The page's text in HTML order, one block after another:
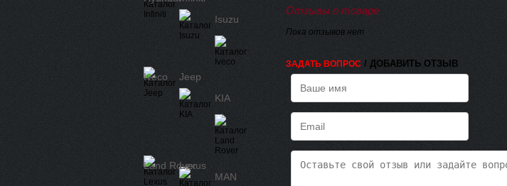
Отзывы о товаре
Пока отзывов нет
ЗАДАТЬ ВОПРОС / ДОБАВИТЬ ОТЗЫВ
Isuzu
Iveco
Jeep
KIA
Land Rover
Lexus
MAN